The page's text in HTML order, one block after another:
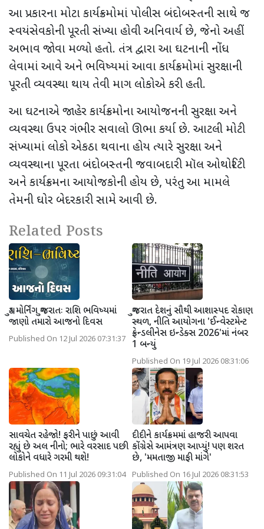
આ પ્રકારના મોટા કાર્યક્રમોમાં પોલીસ બંદોબસ્તની સાથે જ
સ્વયંસેવકોની પૂરતી સંખ્યા હોવી અનિવાર્ય છે, જેનો અહીં
અભાવ જોવા મળ્યો હતો. તંત્ર દ્વારા આ ઘટનાની નોંધ
લેવામાં આવે અને ભવિષ્યમાં આવા કાર્યક્રમોમાં સુરક્ષાની
પૂરતી વ્યવસ્થા થાય તેવી માગ લોકોએ કરી હતી.
આ ઘટનાએ જાહેર કાર્યક્રમોના આયોજનની સુરક્ષા અને
વ્યવસ્થા ઉપર ગંભીર સવાલો ઊભા કર્યા છે. આટલી મોટી
સંખ્યામાં લોકો એકઠા થવાના હોય ત્યારે સુરક્ષા અને
વ્યવસ્થાના પૂરતા બંદોબસ્તની જવાબદારી મૉલ ઓથોરિટી
અને કાર્યક્રમના આયોજકોની હોય છે, પરંતુ આ મામલે
તેમની ઘોર બેદરકારી સામે આવી છે.
Related Posts
ગુડ મોર્નિંગ ગુજરાતઃ રાશિ ભવિષ્યમાં
જાણો તમારો આજનો દિવસ
Published On 12 Jul 2026 07:31:37
ગુજરાત દેશનું સૌથી આશાસ્પદ રોકાણ
સ્થળ, નીતિ આયોગના 'ઈન્વેસ્ટમેન્ટ
ફ્રેન્ડલીનેસ ઇન્ડેક્સ 2026'માં નંબર
1 બન્યું
Published On 19 Jul 2026 08:31:06
સાવચેત રહેજો! ફરીને પાછું આવી
રહ્યું છે અલ નીનો; ભારે વરસાદ પછી
લોકોને વધારે ગરમી થશે!
Published On 11 Jul 2026 09:31:04
દીદીને કાર્યક્રમમાં હાજરી આપવા
કોંગ્રેસે આમંત્રણ આપ્યું! પણ શરત
છે, 'મમતાજી માફી માંગે'
Published On 16 Jul 2026 08:31:53